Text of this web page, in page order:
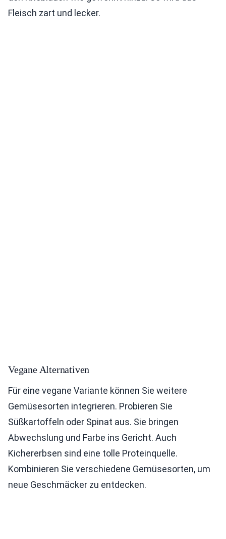
Fleisch zart und lecker.
Vegane Alternativen
Für eine vegane Variante können Sie weitere
Gemüsesorten integrieren. Probieren Sie
Süßkartoffeln oder Spinat aus. Sie bringen
Abwechslung und Farbe ins Gericht. Auch
Kichererbsen sind eine tolle Proteinquelle.
Kombinieren Sie verschiedene Gemüsesorten, um
neue Geschmäcker zu entdecken.